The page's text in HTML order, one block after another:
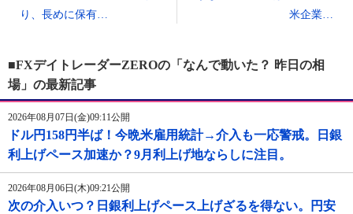
り、長めに保有…
米企業…
■FXデイトレーダーZEROの「なんで動いた？ 昨日の相
場」の最新記事
2026年08月07日(金)09:11公開
ドル円158円半ば！今晩米雇用統計→介入も一応警戒。日銀
利上げペース加速か？9月利上げ地ならしに注目。
2026年08月06日(木)09:21公開
次の介入いつ？日銀利上げペース上げざるを得ない。円安